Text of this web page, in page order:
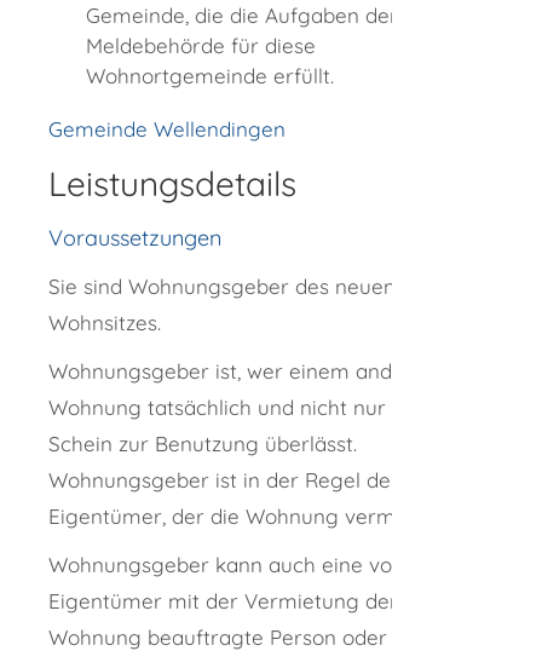
Gemeinde, die die Aufgaben der
Meldebehörde für diese
Wohnortgemeinde erfüllt.
Gemeinde Wellendingen
Leistungsdetails
Voraussetzungen
Sie sind Wohnungsgeber des neuen
Wohnsitzes.
Wohnungsgeber ist, wer einem anderen eine
Wohnung tatsächlich und nicht nur zum
Schein zur Benutzung überlässt.
Wohnungsgeber ist in der Regel der
Eigentümer, der die Wohnung vermietet.
Wohnungsgeber kann auch eine vom
Eigentümer mit der Vermietung der
Wohnung beauftragte Person oder Stelle